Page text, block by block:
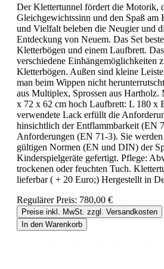
Der Klettertunnel fördert die Motorik,
Gleichgewichtssinn und den Spaß am
und Vielfalt beleben die Neugier und
Entdeckung von Neuem. Das Set
Kletterbögen und einem Laufbrett.
verschiedene Einhängemöglichkeiten
Kletterbögen. Außen sind kleine
man beim Wippen nicht
aus Multiplex, Sprossen aus Hartholz.
x 72 x 62 cm hoch Laufbrett: L 180 x
verwendete Lack erfüllt die
hinsichtlich der Entflammbarkeit (EN
Anforderungen (EN 71-3). Sie
gültigen Normen (EN und DIN) der
Kinderspielgeräte gefertigt. Pflege:
trockenen oder feuchten Tuch.
lieferbar ( + 20 Euro;) Hergestellt in
Regulärer Preis: 780,00 €
Preise inkl. MwSt. zzgl. Versandkosten
In den Warenkorb